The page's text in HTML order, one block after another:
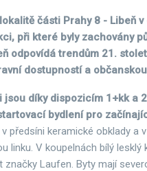
části Prahy 8 - Libeň v
při které byly zachovány
odpovídá trendům 21.
dostupností a
jsou díky dispozicím 1+kk a
bydlení pro
předsíni keramické obklady a
linku. V koupelnách bílý lesklý
Laufen. Byty mají